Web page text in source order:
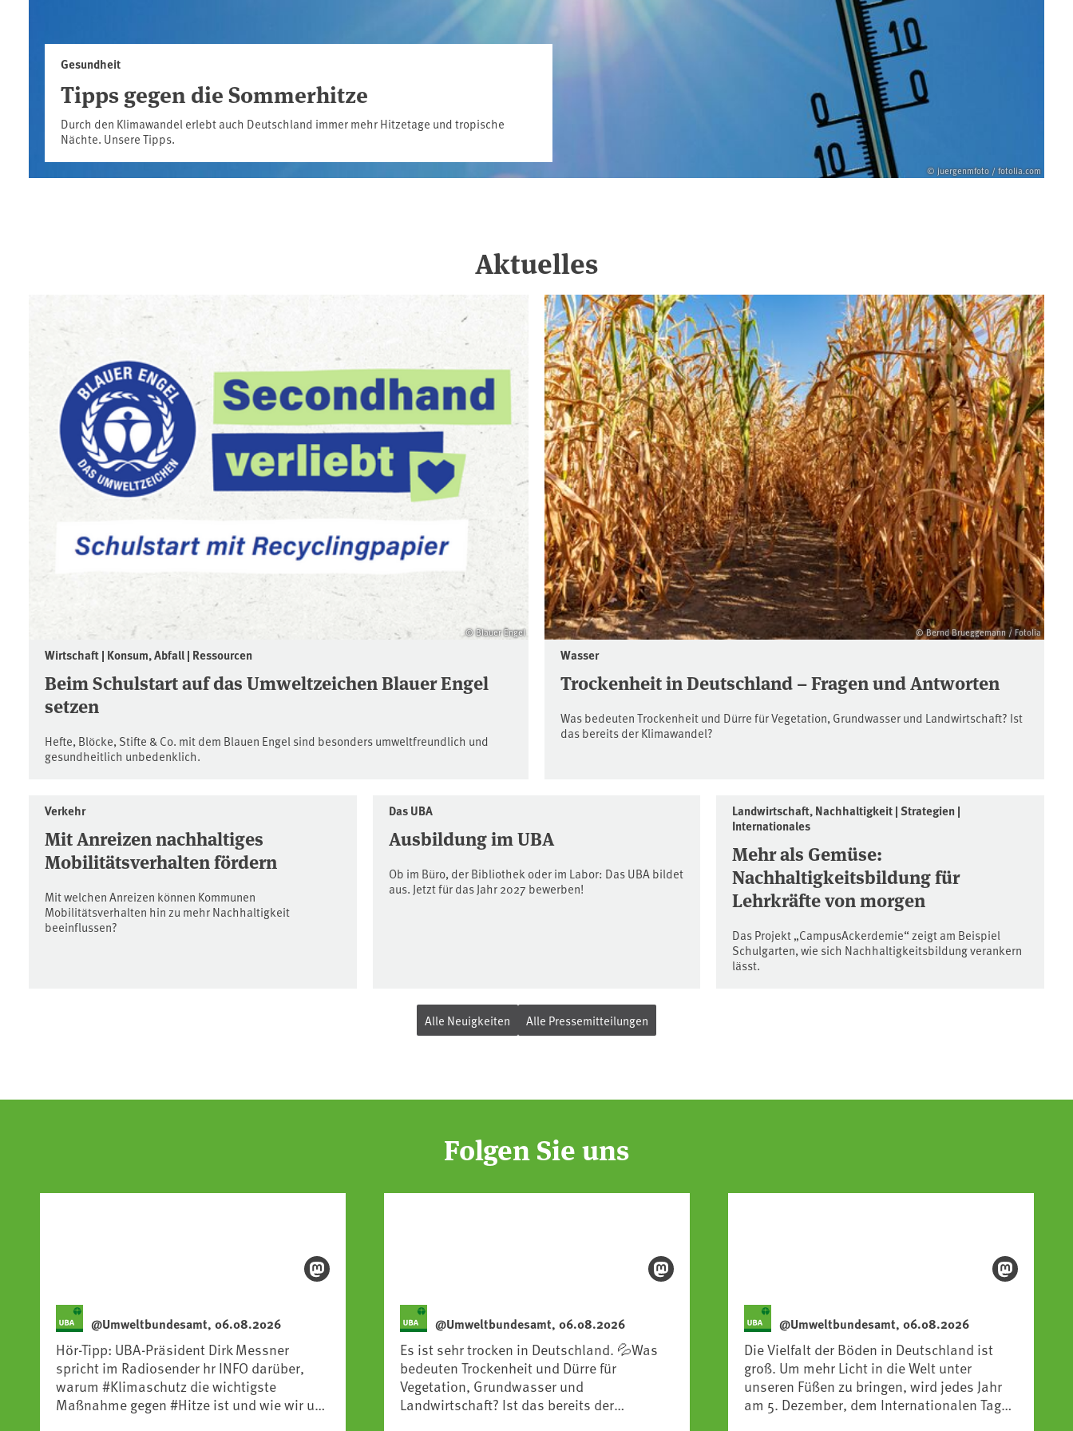
Aktuelles
© juergenmfoto / fotolia.com
Gesundheit
Tipps gegen die Sommerhitze
Durch den Klimawandel erlebt auch Deutschland immer mehr Hitzetage und tropische
Nächte. Unsere Tipps.
© Blauer Engel
Wirtschaft | Konsum, Abfall | Ressourcen
Beim Schulstart auf das Umweltzeichen Blauer Engel
setzen
Hefte, Blöcke, Stifte & Co. mit dem Blauen Engel sind besonders umweltfreundlich und
gesundheitlich unbedenklich.
© Bernd Brueggemann / Fotolia
Wasser
Trockenheit in Deutschland – Fragen und Antworten
Was bedeuten Trockenheit und Dürre für Vegetation, Grundwasser und Landwirtschaft? Ist
das bereits der Klimawandel?
Verkehr
Mit Anreizen nachhaltiges
Mobilitätsverhalten fördern
Mit welchen Anreizen können Kommunen
Mobilitätsverhalten hin zu mehr Nachhaltigkeit
beeinflussen?
Das UBA
Ausbildung im UBA
Ob im Büro, der Bibliothek oder im Labor: Das UBA bildet
aus. Jetzt für das Jahr 2027 bewerben!
Landwirtschaft, Nachhaltigkeit | Strategien |
Internationales
Mehr als Gemüse:
Nachhaltigkeitsbildung für
Lehrkräfte von morgen
Das Projekt „CampusAckerdemie“ zeigt am Beispiel
Schulgarten, wie sich Nachhaltigkeitsbildung verankern
lässt.
Alle Neuigkeiten Alle Pressemitteilungen
Folgen Sie uns
@Umweltbundesamt, 06.08.2026
Hör-Tipp: UBA-Präsident Dirk Messner
spricht im Radiosender hr INFO darüber,
warum #Klimaschutz die wichtigste
Maßnahme gegen #Hitze ist und wie wir uns
@Umweltbundesamt, 06.08.2026
Es ist sehr trocken in Deutschland. 💦Was
bedeuten Trockenheit und Dürre für
Vegetation, Grundwasser und
Landwirtschaft? Ist das bereits der
@Umweltbundesamt, 06.08.2026
Die Vielfalt der Böden in Deutschland ist
groß. Um mehr Licht in die Welt unter
unseren Füßen zu bringen, wird jedes Jahr
am 5. Dezember, dem Internationalen Tag